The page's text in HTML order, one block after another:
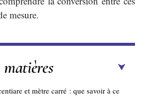
mesure.
matières
et mètre carré : que savoir à ce